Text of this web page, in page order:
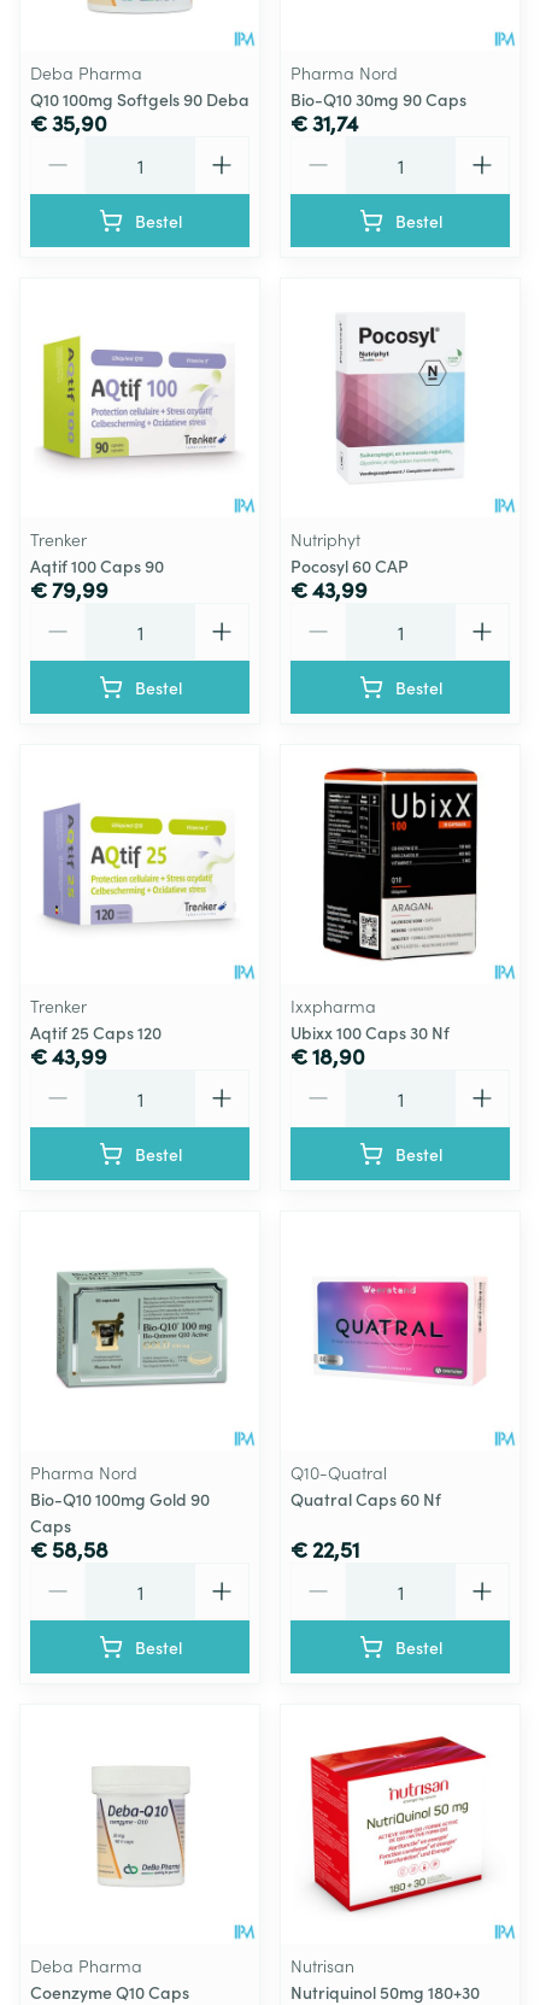
Deba Pharma
Q10 100mg Softgels 90 Deba
€ 35,90
Bestel
Pharma Nord
Bio-Q10 30mg 90 Caps
€ 31,74
Bestel
Trenker
Aqtif 100 Caps 90
€ 79,99
Bestel
Nutriphyt
Pocosyl 60 CAP
€ 43,99
Bestel
Trenker
Aqtif 25 Caps 120
€ 43,99
Bestel
Ixxpharma
Ubixx 100 Caps 30 Nf
€ 18,90
Bestel
Pharma Nord
Bio-Q10 100mg Gold 90
Caps
€ 58,58
Bestel
Q10-Quatral
Quatral Caps 60 Nf
€ 22,51
Bestel
Deba Pharma
Coenzyme Q10 Caps
Nutrisan
Nutriquinol 50mg 180+30